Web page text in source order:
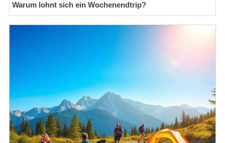
Warum lohnt sich ein Wochenendtrip?